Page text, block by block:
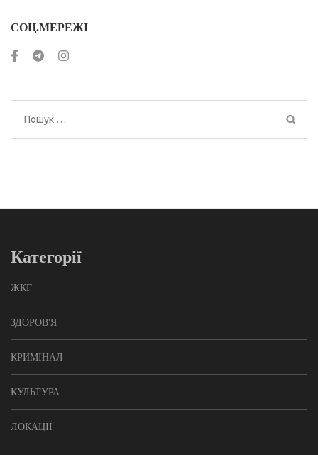
СОЦ.МЕРЕЖІ
Пошук:
Категорії
ЖКГ
ЗДОРОВ'Я
КРИМІНАЛ
КУЛЬТУРА
ЛОКАЦІЇ